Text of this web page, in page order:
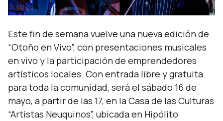
Este fin de semana vuelve una nueva edición de
“Otoño en Vivo”, con presentaciones musicales
en vivo y la participación de emprendedores
artísticos locales. Con entrada libre y gratuita
para toda la comunidad, será el sábado 16 de
mayo, a partir de las 17, en la Casa de las Culturas
“Artistas Neuquinos”, ubicada en Hipólito